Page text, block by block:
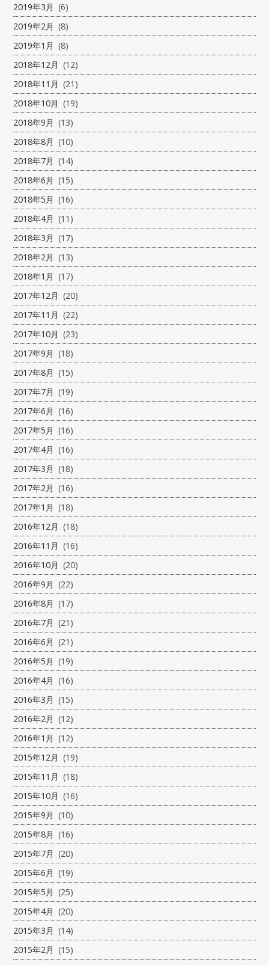
2019年3月 (6)
2019年2月 (8)
2019年1月 (8)
2018年12月 (12)
2018年11月 (21)
2018年10月 (19)
2018年9月 (13)
2018年8月 (10)
2018年7月 (14)
2018年6月 (15)
2018年5月 (16)
2018年4月 (11)
2018年3月 (17)
2018年2月 (13)
2018年1月 (17)
2017年12月 (20)
2017年11月 (22)
2017年10月 (23)
2017年9月 (18)
2017年8月 (15)
2017年7月 (19)
2017年6月 (16)
2017年5月 (16)
2017年4月 (16)
2017年3月 (18)
2017年2月 (16)
2017年1月 (18)
2016年12月 (18)
2016年11月 (16)
2016年10月 (20)
2016年9月 (22)
2016年8月 (17)
2016年7月 (21)
2016年6月 (21)
2016年5月 (19)
2016年4月 (16)
2016年3月 (15)
2016年2月 (12)
2016年1月 (12)
2015年12月 (19)
2015年11月 (18)
2015年10月 (16)
2015年9月 (10)
2015年8月 (16)
2015年7月 (20)
2015年6月 (19)
2015年5月 (25)
2015年4月 (20)
2015年3月 (14)
2015年2月 (15)